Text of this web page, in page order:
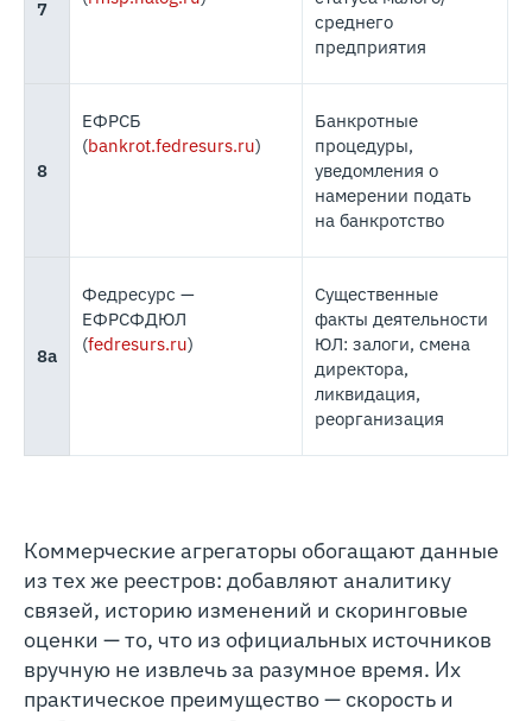
7
среднего
предприятия
8
ЕФРСБ
(bankrot.fedresurs.ru)
Банкротные
процедуры,
уведомления о
намерении подать
на банкротство
8а
Федресурс —
ЕФРСФДЮЛ
(fedresurs.ru)
Существенные
факты деятельности
ЮЛ: залоги, смена
директора,
ликвидация,
реорганизация
Коммерческие агрегаторы обогащают данные
из тех же реестров: добавляют аналитику
связей, историю изменений и скоринговые
оценки — то, что из официальных источников
вручную не извлечь за разумное время. Их
практическое преимущество — скорость и